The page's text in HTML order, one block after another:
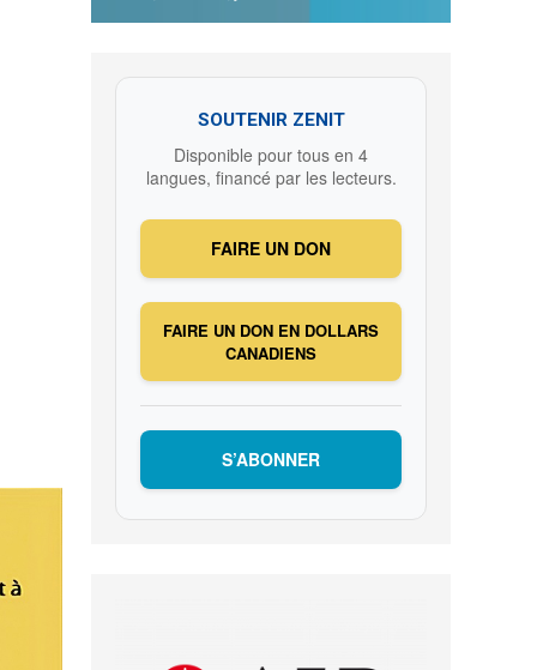
SOUTENIR ZENIT
Disponible pour tous en 4
langues, financé par les lecteurs.
FAIRE UN DON
FAIRE UN DON EN DOLLARS
CANADIENS
S’ABONNER